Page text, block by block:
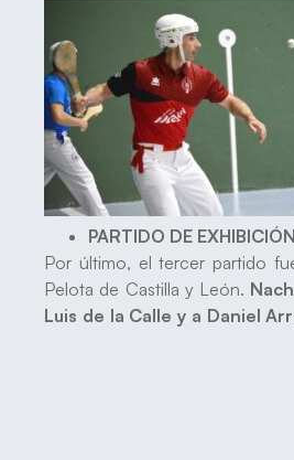
PARTIDO DE
Por último, el tercer partido
Pelota de Castilla y León.
Luis de la Calle y a Daniel